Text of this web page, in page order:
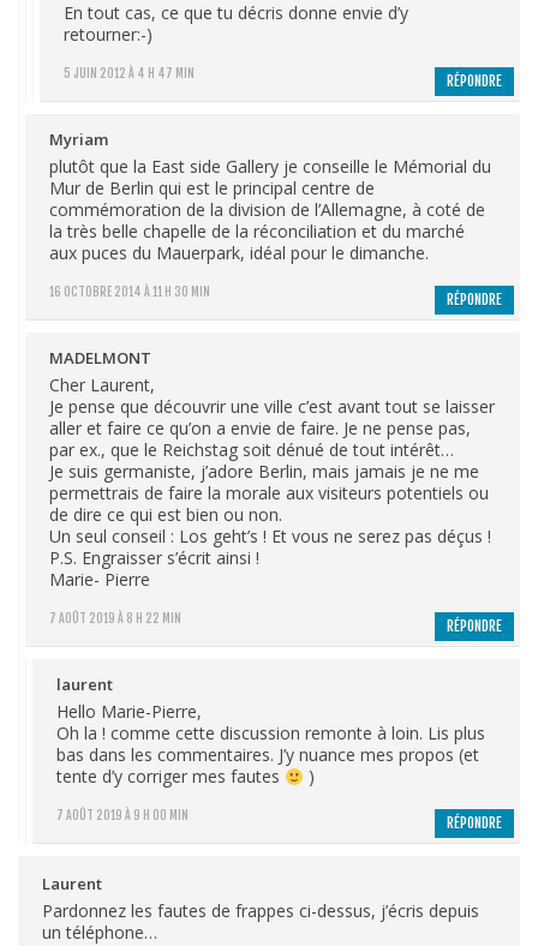
5 JUIN 2012 À 4 H 47 MIN
En tout cas, ce que tu décris donne envie d’y
retourner:-)
RÉPONDRE
Myriam
16 OCTOBRE 2014 À 11 H 30 MIN
plutôt que la East side Gallery je conseille le Mémorial du
Mur de Berlin qui est le principal centre de
commémoration de la division de l’Allemagne, à coté de
la très belle chapelle de la réconciliation et du marché
aux puces du Mauerpark, idéal pour le dimanche.
RÉPONDRE
MADELMONT
7 AOÛT 2019 À 8 H 22 MIN
Cher Laurent,
Je pense que découvrir une ville c’est avant tout se laisser
aller et faire ce qu’on a envie de faire. Je ne pense pas,
par ex., que le Reichstag soit dénué de tout intérêt…
Je suis germaniste, j’adore Berlin, mais jamais je ne me
permettrais de faire la morale aux visiteurs potentiels ou
de dire ce qui est bien ou non.
Un seul conseil : Los geht’s ! Et vous ne serez pas déçus !
P.S. Engraisser s’écrit ainsi !
Marie- Pierre
RÉPONDRE
laurent
7 AOÛT 2019 À 9 H 00 MIN
Hello Marie-Pierre,
Oh la ! comme cette discussion remonte à loin. Lis plus
bas dans les commentaires. J’y nuance mes propos (et
tente d’y corriger mes fautes
)
RÉPONDRE
Laurent
Pardonnez les fautes de frappes ci-dessus, j’écris depuis
un téléphone…